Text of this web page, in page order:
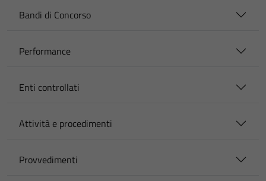
Bandi di Concorso
Performance
Enti controllati
Attività e procedimenti
Provvedimenti